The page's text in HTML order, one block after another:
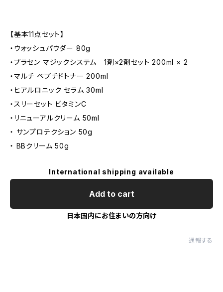
【基本11点セット】
・ウォッシュパウダー 80g
・プラセン マジックシステム 1剤×2剤セット 200ml × 2
・マルチ ペプチドトナー 200ml
・ヒアルロニック セラム 30ml
・スリーセット ビタミンC
・リニューアルクリーム 50ml
・ サンプロテクション 50g
・ BBクリーム 50g
International shipping available
Add to cart
日本国内にお住まいの方向け
通報する